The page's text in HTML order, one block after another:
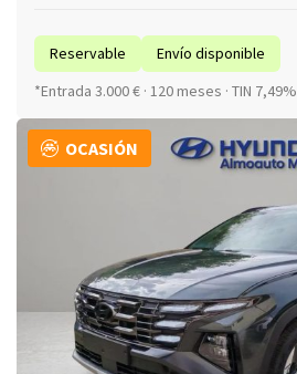
Reservable
Envío disponible
*Entrada 3.000 € · 120 meses · TIN 7,49%
OCASIÓN